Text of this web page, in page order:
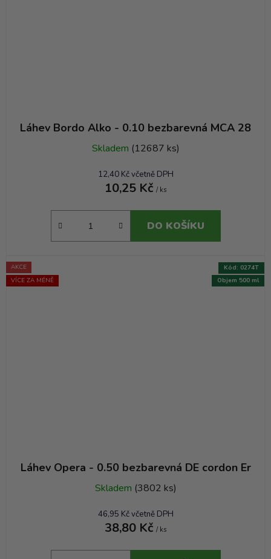
Láhev Bordo Alko - 0.10 bezbarevná MCA 28
Skladem (12687 ks)
12,40 Kč včetně DPH
10,25 Kč / ks
DO KOŠÍKU
AKCE
VÍCE ZA MÉNĚ
Láhev Opera - 0.50 bezbarevná DE cordon Er
Skladem (3802 ks)
46,95 Kč včetně DPH
38,80 Kč / ks
Objem 500 ml
Kód: 0274T